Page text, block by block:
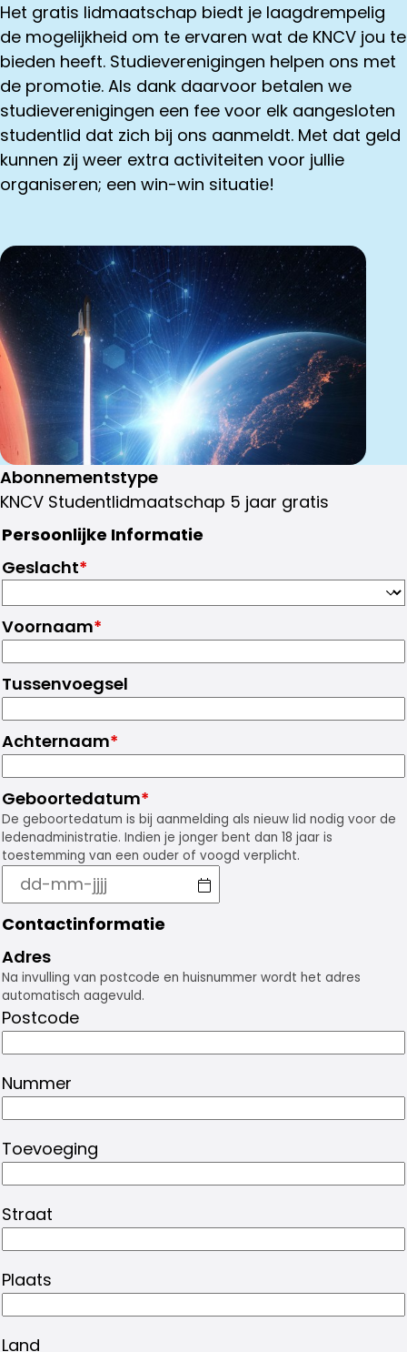
Het gratis lidmaatschap biedt je laagdrempelig
de mogelijkheid om te ervaren wat de KNCV jou te
bieden heeft. Studieverenigingen helpen ons met
de promotie. Als dank daarvoor betalen we
studieverenigingen een fee voor elk aangesloten
studentlid dat zich bij ons aanmeldt. Met dat geld
kunnen zij weer extra activiteiten voor jullie
organiseren; een win-win situatie!
Abonnementstype
KNCV Studentlidmaatschap 5 jaar gratis
Persoonlijke Informatie
Geslacht*
Voornaam*
Tussenvoegsel
Achternaam*
Geboortedatum*
De geboortedatum is bij aanmelding als nieuw lid nodig voor de
ledenadministratie. Indien je jonger bent dan 18 jaar is
toestemming van een ouder of voogd verplicht.
Contactinformatie
Adres
Na invulling van postcode en huisnummer wordt het adres
automatisch aagevuld.
Postcode
Nummer
Toevoeging
Straat
Plaats
Land